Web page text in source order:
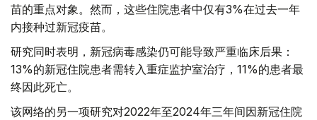
苗的重点对象。然而，这些住院患者中仅有3%在过去一年
内接种过新冠疫苗。
研究同时表明，新冠病毒感染仍可能导致严重临床后果：
13%的新冠住院患者需转入重症监护室治疗，11%的患者最
终因此死亡。
该网络的另一项研究对2022年至2024年三年间因新冠住院